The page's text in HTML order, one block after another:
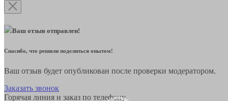
Ваш отзыв отправлен!
Спасибо, что решили поделиться опытом!
Ваш отзыв будет опубликован после проверки модератором.
Заказать звонок
Горячая линия и заказ по телефону